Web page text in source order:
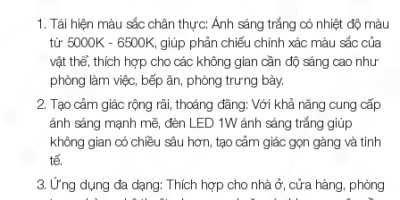
Tái hiện màu sắc chân thực: Ánh sáng trắng có nhiệt độ màu
từ 5000K - 6500K, giúp phản chiếu chính xác màu sắc của
vật thể, thích hợp cho các không gian cần độ sáng cao như
phòng làm việc, bếp ăn, phòng trưng bày.
Tạo cảm giác rộng rãi, thoáng đãng: Với khả năng cung cấp
ánh sáng mạnh mẽ, đèn LED 1W ánh sáng trắng giúp
không gian có chiều sâu hơn, tạo cảm giác gọn gàng và tinh
tế.
Ứng dụng đa dạng: Thích hợp cho nhà ở, cửa hàng, phòng